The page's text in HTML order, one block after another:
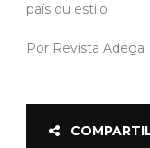
país ou estilo
Por Revista Adega